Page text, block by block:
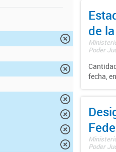
de
Poder
fecha,
Poder